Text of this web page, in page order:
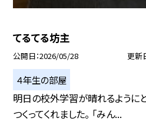
てるてる坊主
公開日 2026/05/28 更新
４年生の部屋
明日の校外学習が晴れるように
つくってくれました。 「みん...